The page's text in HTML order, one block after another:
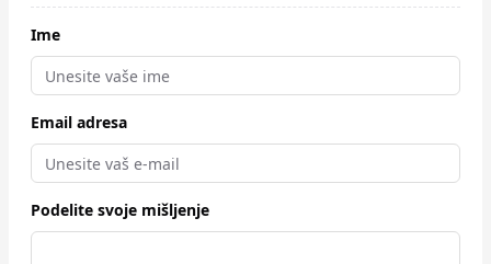
Ime
Email adresa
Podelite svoje mišljenje